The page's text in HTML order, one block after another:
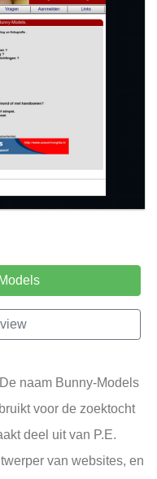
naam Bunny-Models
voor de zoektocht
deel uit van P.E.
van websites, en